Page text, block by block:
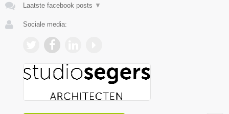
Laatste facebook posts ▼
Sociale media: